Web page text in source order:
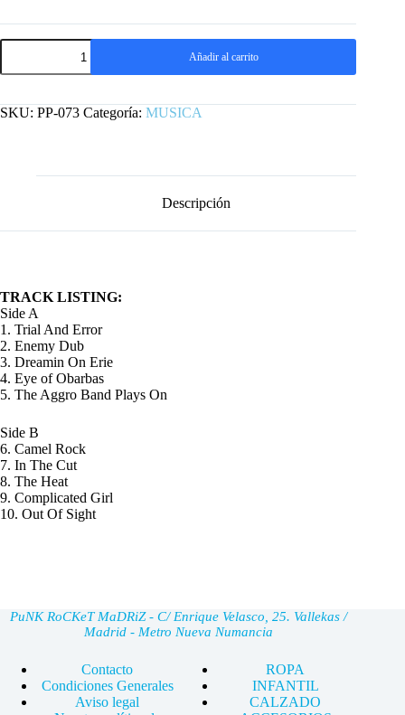
LP
AGGROLITES
-
ROAD
cantidad
Añadir al carrito
SKU: PP-073 Categoría: MUSICA
Descripción
TRACK LISTING:
Side A
1. Trial And Error
2. Enemy Dub
3. Dreamin On Erie
4. Eye of Obarbas
5. The Aggro Band Plays On
Side B
6. Camel Rock
7. In The Cut
8. The Heat
9. Complicated Girl
10. Out Of Sight
PuNK RoCKeT MaDRiZ - C/ Enrique Velasco, 25. Vallekas /
Madrid - Metro Nueva Numancia
Contacto
Condiciones Generales
Aviso legal
ROPA
INFANTIL
CALZADO